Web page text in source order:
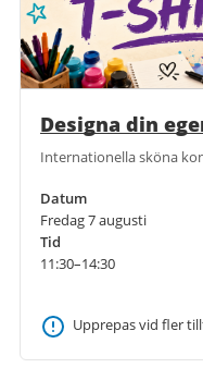
Designa din
Internationella sköna
Datum
Fredag 7 augusti
Tid
11:30–14:30
Upprepas vid fler